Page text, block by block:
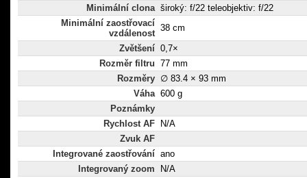
Minimální clona široký: f/22 teleobjektiv: f/22
Minimální zaostřovací
vzdálenost
38 cm
Zvětšení 0,7×
Rozměr filtru 77 mm
Rozměry ∅ 83.4 × 93 mm
Váha 600 g
Poznámky
Rychlost AF
N/A
Zvuk AF
Integrované zaostřování ano
Integrovaný zoom
N/A